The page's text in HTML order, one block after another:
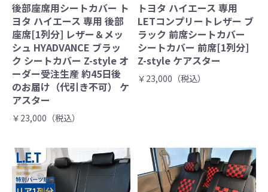
後部座席用シートカバー ト
ヨタ ハイエース 専用 後部
座席[1列分] レザー＆メッ
シュ HYADVANCE ブラッ
ク シートカバー Z-style オ
ーダー受注生産 約45日後
のお届け（代引き不可） ケ
アスター
￥23,000（税込）
トヨタ ハイエース 専用
LETコンプリートレザー ブ
ラック 前席シートカバー
シートカバー 前席[1列分]
Z-style ケアスター
￥23,000（税込）